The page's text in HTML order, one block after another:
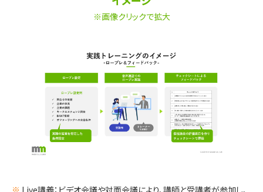
※画像クリックで拡大
※ Live講義：ビデオ会議や対面会議により、講師と受講者が参加し、